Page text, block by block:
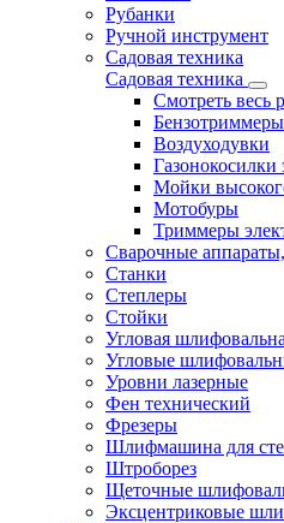
Рубанки
Ручной инструмент
Садовая техника
Садовая техника
Смотреть весь
Бензотриммеры
Воздуходувки
Газонокосилки
Мойки
Мотобуры
Триммеры
Сварочные аппараты,
Станки
Степлеры
Стойки
Угловая
Угловые
Уровни лазерные
Фен технический
Фрезеры
Шлифмашина для
Штроборез
Щеточные
Эксцентриковые